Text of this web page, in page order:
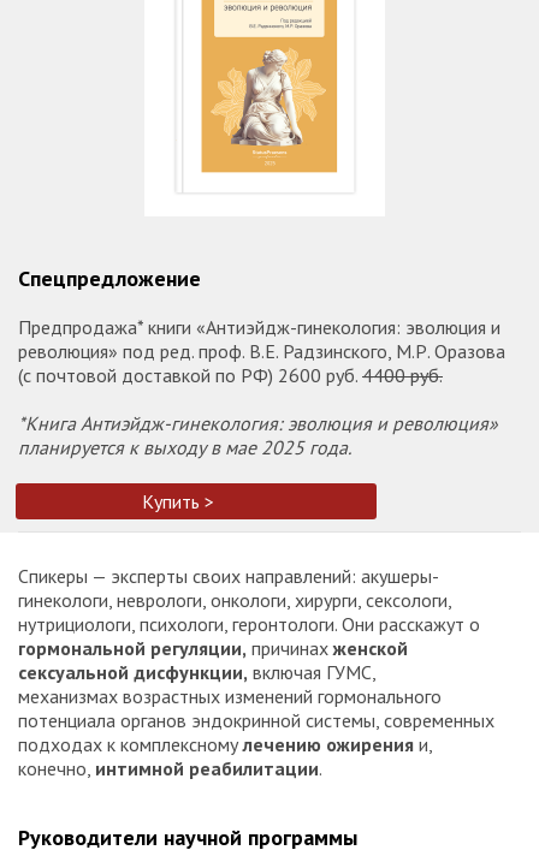
Спецпредложение
Предпродажа* книги «Антиэйдж-гинекология: эволюция и
революция» под ред. проф. В.Е. Радзинского, М.Р. Оразова
(с почтовой доставкой по РФ) 2600 руб. 4400 руб.
*Книга Антиэйдж-гинекология: эволюция и революция»
планируется к выходу в мае 2025 года.
Купить >
Спикеры — эксперты своих направлений: акушеры-
гинекологи, неврологи, онкологи, хирурги, сексологи,
нутрициологи, психологи, геронтологи. Они расскажут о
гормональной регуляции, причинахженской
сексуальной дисфункции, включая ГУМС,
механизмах возрастных изменений гормонального
потенциала органов эндокринной системы, современных
подходах к комплексномулечению ожирения и,
конечно, интимной реабилитации.
Руководители научной программы